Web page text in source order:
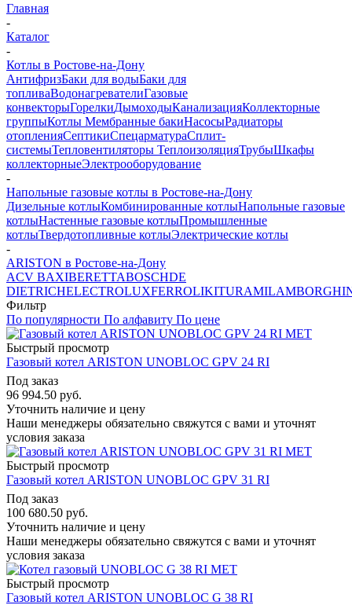
Главная
-
Каталог
-
Котлы в Ростове-на-Дону
АнтифризБаки для водыБаки для
топливаВодонагревателиГазовые
конвекторыГорелкиДымоходыКанализацияКоллекторные
группыКотлы Мембранные бакиНасосыРадиаторы
отопленияСептикиСпецарматураСплит-
системыТепловентиляторы ТеплоизоляцияТрубыШкафы
коллекторныеЭлектрооборудование
-
Напольные газовые котлы в Ростове-на-Дону
Дизельные котлыКомбинированные котлыНапольные газовые
котлыНастенные газовые котлыПромышленные
котлыТвердотопливные котлыЭлектрические котлы
-
ARISTON в Ростове-на-Дону
ACV BAXIBERETTABOSCHDE
DIETRICHELECTROLUXFERROLIKITURAMI
Фильтр
По популярности По алфавиту По цене
Быстрый просмотр
Газовый котел ARISTON UNOBLOC GPV 24 RI
Под заказ
96 994.50 руб.
Уточнить наличие и цену
Наши менеджеры обязательно свяжутся с вами и уточнят
условия заказа
Быстрый просмотр
Газовый котел ARISTON UNOBLOC GPV 31 RI
Под заказ
100 680.50 руб.
Уточнить наличие и цену
Наши менеджеры обязательно свяжутся с вами и уточнят
условия заказа
Быстрый просмотр
Газовый котел ARISTON UNOBLOC G 38 RI